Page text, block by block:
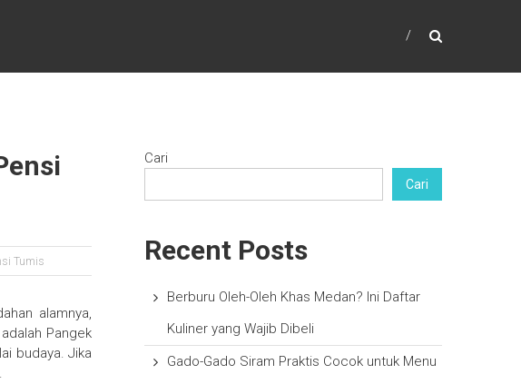
Tumis
alamnya,
Pangek
budaya. Jika
Cari
Cari
Recent Posts
Berburu Oleh-Oleh Khas Medan? Ini Daftar
Kuliner yang Wajib Dibeli
Gado-Gado Siram Praktis Cocok untuk Menu